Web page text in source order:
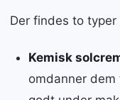
Der findes to typer
Kemisk
omdanner